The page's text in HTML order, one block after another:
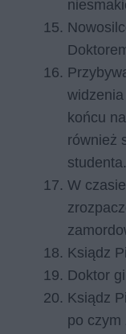
końcu
również
studenta.
W
Ksiądz
Doktor
Ksiądz
po czym